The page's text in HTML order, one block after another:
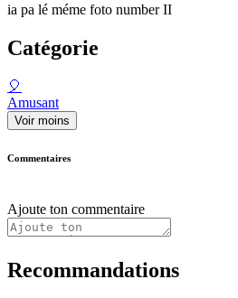
ia pa lé méme foto number II
Catégorie
🎈
Amusant
Voir moins
Commentaires
Ajoute ton commentaire
Recommandations